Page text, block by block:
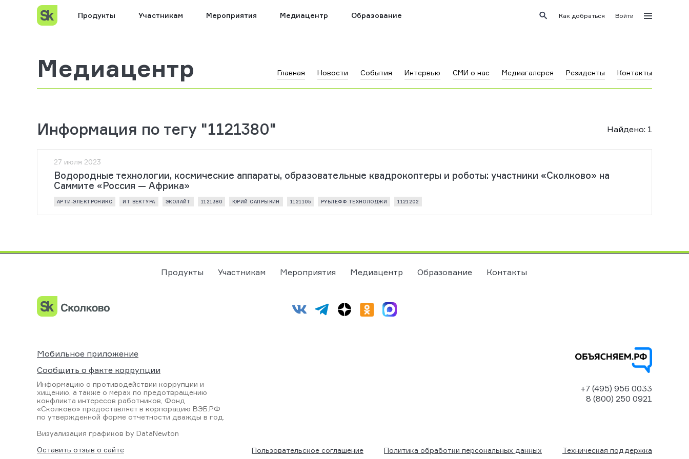
Продукты Участникам Мероприятия Медиацентр Образование Как добраться Войти
Медиацентр Главная Новости События Интервью СМИ о нас Медиагалерея Резиденты Контакты
Найдено: 1
Информация по тегу "1121380"
27 июля 2023
Водородные технологии, космические аппараты, образовательные квадрокоптеры и роботы: участники «Сколково» на
Саммите «Россия — Африка»
АРТИ-ЭЛЕКТРОНИКС ИТ ВЕКТУРА ЭКОЛАЙТ 1121380 ЮРИЙ САПРЫКИН 1121105 РУБЛЕФФ ТЕХНОЛОДЖИ 1121202
Продукты Участникам Мероприятия Медиацентр Образование Контакты
Мобильное приложение
Сообщить о факте коррупции
Информацию о противодействии коррупции и
хищению, а также о мерах по предотвращению
конфликта интересов работников, Фонд
«Сколково» предоставляет в корпорацию ВЭБ.РФ
по утвержденной форме отчетности дважды в год.
Визуализация графиков by DataNewton
+7 (495) 956 0033
8 (800) 250 0921
Оставить отзыв о сайте
Пользовательское соглашение Политика обработки персональных данных Техническая поддержка